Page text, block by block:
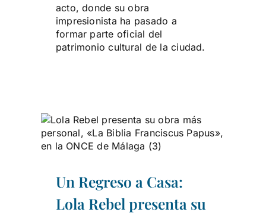
acto, donde su obra
impresionista ha pasado a
formar parte oficial del
patrimonio cultural de la ciudad.
Un Regreso a Casa:
Lola Rebel presenta su